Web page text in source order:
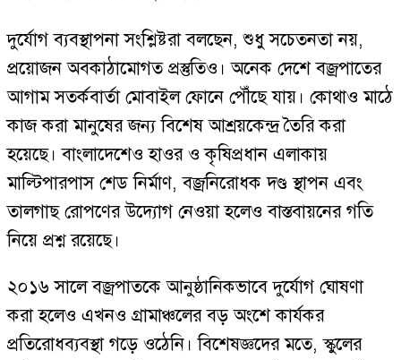
দুর্যোগ ব্যবস্থাপনা সংশ্লিষ্টরা বলছেন, শুধু সচেতনতা নয়,
প্রয়োজন অবকাঠামোগত প্রস্তুতিও। অনেক দেশে বজ্রপাতের
আগাম সতর্কবার্তা মোবাইল ফোনে পৌঁছে যায়। কোথাও মাঠে
কাজ করা মানুষের জন্য বিশেষ আশ্রয়কেন্দ্র তৈরি করা
হয়েছে। বাংলাদেশেও হাওর ও কৃষিপ্রধান এলাকায়
মাল্টিপারপাস শেড নির্মাণ, বজ্রনিরোধক দণ্ড স্থাপন এবং
তালগাছ রোপণের উদ্যোগ নেওয়া হলেও বাস্তবায়নের গতি
নিয়ে প্রশ্ন রয়েছে।
২০১৬ সালে বজ্রপাতকে আনুষ্ঠানিকভাবে দুর্যোগ ঘোষণা
করা হলেও এখনও গ্রামাঞ্চলের বড় অংশে কার্যকর
প্রতিরোধব্যবস্থা গড়ে ওঠেনি। বিশেষজ্ঞদের মতে, স্কুলের